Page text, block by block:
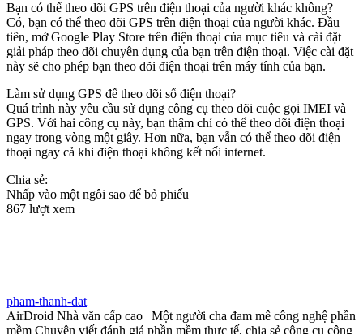
Bạn có thể theo dõi GPS trên điện thoại của người khác không?
Có, bạn có thể theo dõi GPS trên điện thoại của người khác. Đầu
tiên, mở Google Play Store trên điện thoại của mục tiêu và cài đặt
giải pháp theo dõi chuyên dụng của bạn trên điện thoại. Việc cài đặt
này sẽ cho phép bạn theo dõi điện thoại trên máy tính của bạn.
Làm sử dụng GPS để theo dõi số điện thoại?
Quá trình này yêu cầu sử dụng công cụ theo dõi cuộc gọi IMEI và
GPS. Với hai công cụ này, bạn thậm chí có thể theo dõi điện thoại
ngay trong vòng một giây. Hơn nữa, bạn vẫn có thể theo dõi điện
thoại ngay cả khi điện thoại không kết nối internet.
Chia sẻ:
Nhấp vào một ngôi sao để bỏ phiếu
867 lượt xem
pham-thanh-dat
AirDroid Nhà văn cấp cao | Một người cha đam mê công nghệ phần
mềm Chuyên viết đánh giá phần mềm thực tế, chia sẻ công cụ công